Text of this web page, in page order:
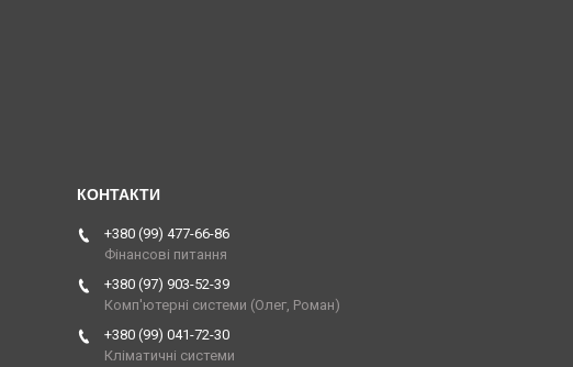
+380 (99) 477-66-86
Фінансові питання
+380 (97) 903-52-39
Комп'ютерні системи (Олег, Роман)
+380 (99) 041-72-30
Кліматичні системи